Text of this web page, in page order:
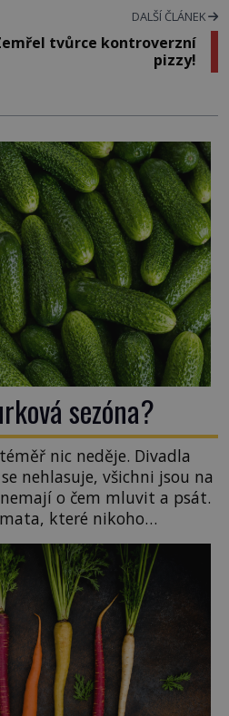
DALŠÍ ČLÁNEK
tvůrce kontroverzní
pizzy!
sezóna?
nic neděje. Divadla
nehlasuje, všichni jsou na
o čem mluvit a psát.
které nikoho
ona letní doba spojovaná
sezónu známe už
ovšem jako Češi […]